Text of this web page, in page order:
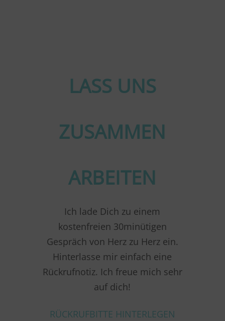
LASS UNS
ZUSAMMEN
ARBEITEN
Ich lade Dich zu einem
kostenfreien 30minütigen
Gespräch von Herz zu Herz ein.
Hinterlasse mir einfach eine
Rückrufnotiz. Ich freue mich sehr
auf dich!
RÜCKRUFBITTE HINTERLEGEN